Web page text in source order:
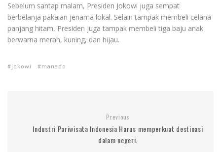
Sebelum santap malam, Presiden Jokowi juga sempat
berbelanja pakaian jenama lokal. Selain tampak membeli celana
panjang hitam, Presiden juga tampak membeli tiga baju anak
berwarna merah, kuning, dan hijau.
jokowi manado
Previous
Industri Pariwisata Indonesia Harus memperkuat destinasi
dalam negeri.